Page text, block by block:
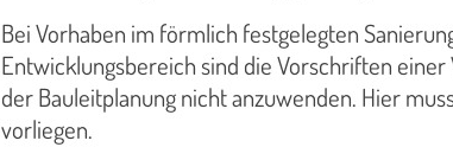
Bei Vorhaben im förmlich festgelegten
Entwicklungsbereich sind die Vorschriften
der Bauleitplanung nicht anzuwenden. Hier
vorliegen.